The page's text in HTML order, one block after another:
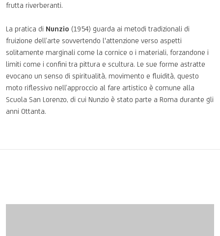
frutta riverberanti.
Lapratica di Nunzio (1954) guarda aimetodi tradizionali di
fruizione dell’arte sovvertendo l'attenzione verso aspetti
solitamente marginali come la cornice oi materiali,forzandone i
limiti comei confini tra pittura e scultura. Le sueforme astratte
evocano un senso di spiritualità,movimento efluidità, questo
motoriflessivo nell’approccio al fare artistico è comune alla
Scuola San Lorenzo, di cui Nunzio è stato parte a Roma durante gli
anni Ottanta.